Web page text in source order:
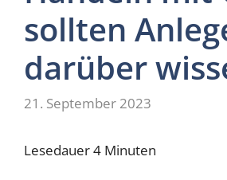
sollten
darüber
21. September 2023
Lesedauer4 Minuten